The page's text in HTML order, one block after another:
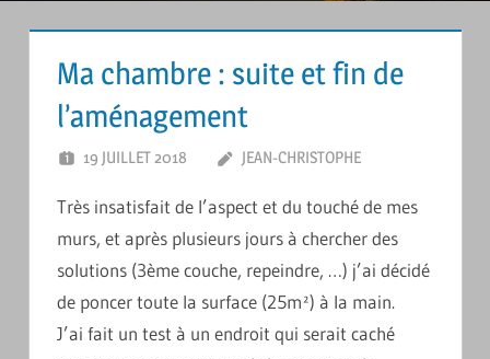
Ma chambre : suite et fin de
l’aménagement
19 JUILLET 2018 JEAN-CHRISTOPHE
Très insatisfait de l’aspect et du touché de mes
murs, et après plusieurs jours à chercher des
solutions (3ème couche, repeindre, …) j’ai décidé
de poncer toute la surface (25m²) à la main.
J’ai fait un test à un endroit qui serait caché